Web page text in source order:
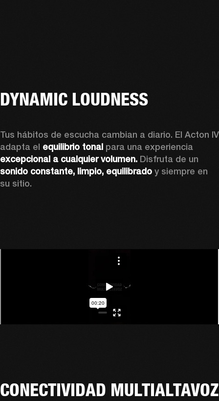
DYNAMIC LOUDNESS
Tus hábitos de escucha cambian a diario. El Acton IV
adapta el equilibrio tonal
excepcional a cualquier volumen.
sonido constante, limpio, equilibrado y siempre en
su sitio.
CONECTIVIDAD MULTIALTAVOZ